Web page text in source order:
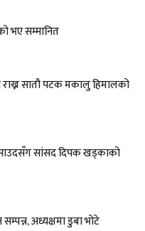
भए सम्मानित
राख्न सातौ पटक मकालु हिमालको
साउदसँग सांसद दिपक खड्काको
अध्यक्षमा डुबा भोटे